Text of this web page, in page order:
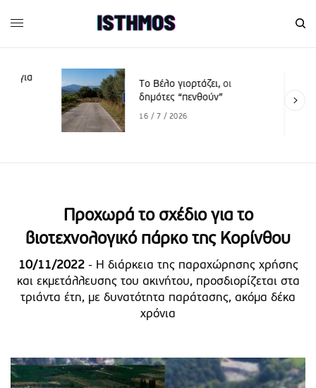
Το Βέλο γιορτάζει, οι
δημότες “πενθούν”
16 / 7 / 2026
Προχωρά το σχέδιο για το
βιοτεχνολογικό πάρκο της Κορίνθου
10/11/2022- Η διάρκεια της παραχώρησης χρήσης
και εκμετάλλευσης του ακινήτου, προσδιορίζεται στα
τριάντα έτη, με δυνατότητα παράτασης, ακόμα δέκα
χρόνια